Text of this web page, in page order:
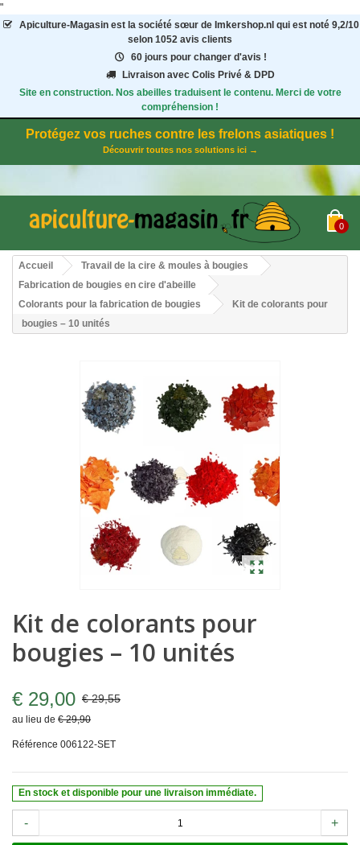
"
Apiculture-Magasinest la société sœur de Imkershop.nl qui est noté 9,2/10
selon 1052 avis clients
60 jours pour changer d'avis !
Livraison avec Colis Privé & DPD
Site en construction. Nos abeilles traduisent le contenu. Merci de votre
compréhension !
Protégez vos ruches contre les frelons asiatiques !
Découvrir toutes nos solutions ici →
0
Accueil
Travail de la cire & moules à bougies
Fabrication de bougies en cire d'abeille
Colorants pour la fabrication de bougies
Kit de colorants pour
bougies – 10 unités
Kit de colorants pour
bougies – 10 unités
€ 29,00 € 29,55
au lieu de € 29,90
Référence 006122-SET
En stock et disponible pour une livraison immédiate.
- +